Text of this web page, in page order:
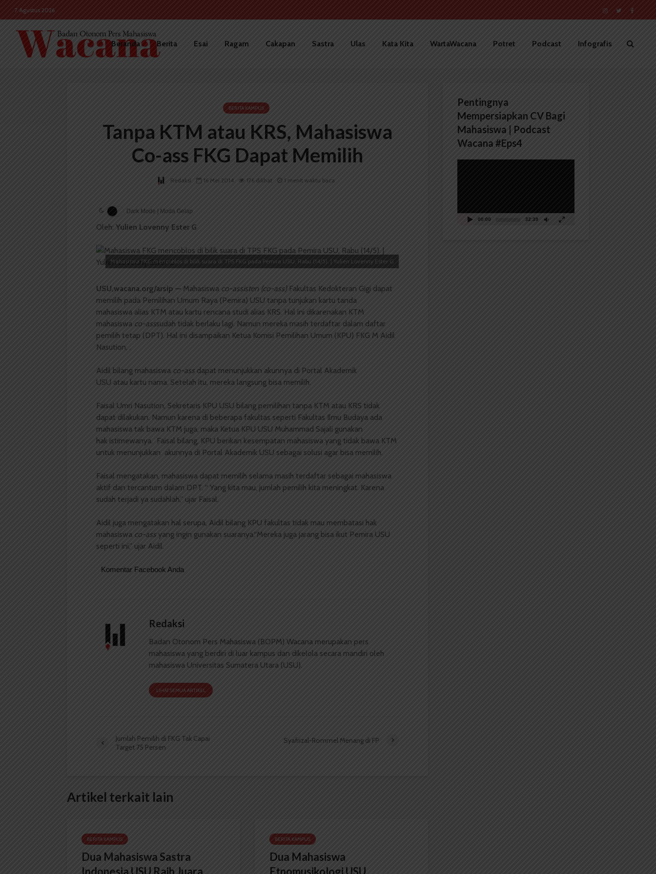
7 Agustus 2026
Beranda Berita Esai Ragam Cakapan Sastra Ulas Kata Kita WartaWacana Potret Podcast Infografis
BERITA KAMPUS
Tanpa KTM atau KRS, Mahasiswa
Co-ass FKG Dapat Memilih
Redaksi 16 Mei 2014 176 dilihat 1 menit waktu baca
Dark Mode | Moda Gelap
Oleh: Yulien Lovenny Ester G
Mahasiswa FKG mencoblos di bilik suara di TPS FKG pada Pemira USU, Rabu (14/5). | Yulien Lovenny Ester G
USU,wacana.org/arsip — Mahasiswa co-assisten (co-ass) Fakultas Kedokteran Gigi dapat
memilih pada Pemilihan Umum Raya (Pemira) USU tanpa tunjukan kartu tanda
mahasiswa alias KTM atau kartu rencana studi alias KRS. Hal ini dikarenakan KTM
mahasiswa co-asssudah tidak berlaku lagi. Namun mereka masih terdaftar dalam daftar
pemilih tetap (DPT). Hal ini disampaikan Ketua Komisi Pemilihan Umum (KPU) FKG M Aidil
Nasution, .
Aidil bilang mahasiswa co-assdapat menunjukkan akunnya di Portal Akademik
USU atau kartu nama. Setelah itu, mereka langsung bisa memilih.
Faisal Umri Nasution, Sekretaris KPU USU bilang pemilihan tanpa KTM atau KRS tidak
dapat dilakukan. Namun karena di beberapa fakultas seperti Fakultas Ilmu Budaya ada
mahasiswa tak bawa KTM juga, maka Ketua KPU USU Muhammad Sajali gunakan
hak istimewanya. Faisal bilang, KPU berikan kesempatan mahasiswa yang tidak bawa KTM
untuk menunjukkan akunnya di Portal Akademik USU sebagai solusi agar bisa memilih.
Faisal mengatakan, mahasiswa dapat memilih selama masih terdaftar sebagai mahasiswa
aktif dan tercantum dalam DPT. “ Yang kita mau, jumlah pemilih kita meningkat. Karena
sudah terjadi ya sudahlah,” ujar Faisal.
Aidil juga mengatakan hal serupa, Aidil bilang KPU fakultas tidak mau membatasi hak
mahasiswa co-assyang ingin gunakan suaranya.“Mereka juga jarang bisa ikut Pemira USU
seperti ini,” ujar Aidil.
Komentar Facebook Anda
Redaksi
Badan Otonom Pers Mahasiswa (BOPM) Wacana merupakan pers
mahasiswa yang berdiri di luar kampus dan dikelola secara mandiri oleh
mahasiswa Universitas Sumatera Utara (USU).
LIHAT SEMUA ARTIKEL
Jumlah Pemilih di FKG Tak Capai
Target 75 Persen
Syafrizal-Rommel Menang di FP
Artikel terkait lain
BERITA KAMPUS
Dua Mahasiswa Sastra
BERITA KAMPUS
Dua Mahasiswa
Pentingnya
Mempersiapkan CV Bagi
Mahasiswa | Podcast
Wacana #Eps4
00:00 32:39